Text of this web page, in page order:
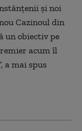
şi noi
Cazinoul din
un obiectiv pe
acum îl
a mai spus